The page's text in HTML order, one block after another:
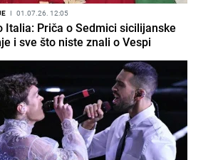
I 01.07.26. 12:05
Italia: Priča o Sedmici sicilijanske
i sve što niste znali o Vespi